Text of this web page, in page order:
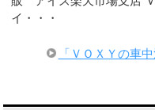
イ・・・
「ＶＯＸＹの車